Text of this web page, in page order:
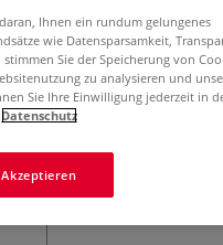
Selbstgestalten.
Ihnen ein rundum gelungenes
wie Datensparsamkeit,
Sie der Speicherung von
zu analysieren und
Sie Ihre Einwilligung jederzeit in
Datenschutz
Akzeptieren